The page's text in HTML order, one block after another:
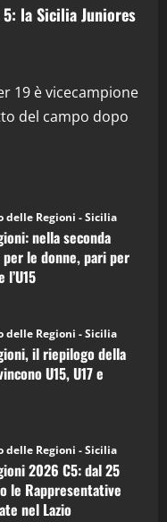
26^ Puntata
la Sicilia Juniores
19 è vicecampione
del campo dopo
delle Regioni - Sicilia
nella seconda
le donne, pari per
delle Regioni - Sicilia
il riepilogo della
U15, U17 e
delle Regioni - Sicilia
2026 C5: dal 25
le Rappresentative
nel Lazio